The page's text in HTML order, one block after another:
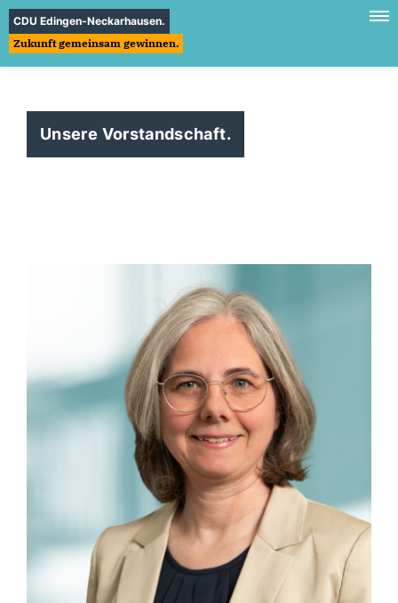
CDU Edingen-Neckarhausen.
Zukunft gemeinsam gewinnen.
Unsere Vorstandschaft.